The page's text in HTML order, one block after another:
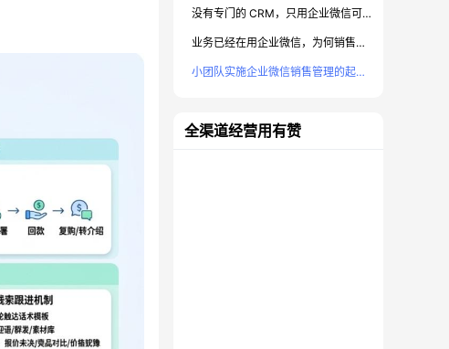
没有专门的 CRM，只用企业微信可以吗？
业务已经在用企业微信，为何销售管理依然混乱？
小团队实施企业微信销售管理的起步建议是什么？
全渠道经营用有赞